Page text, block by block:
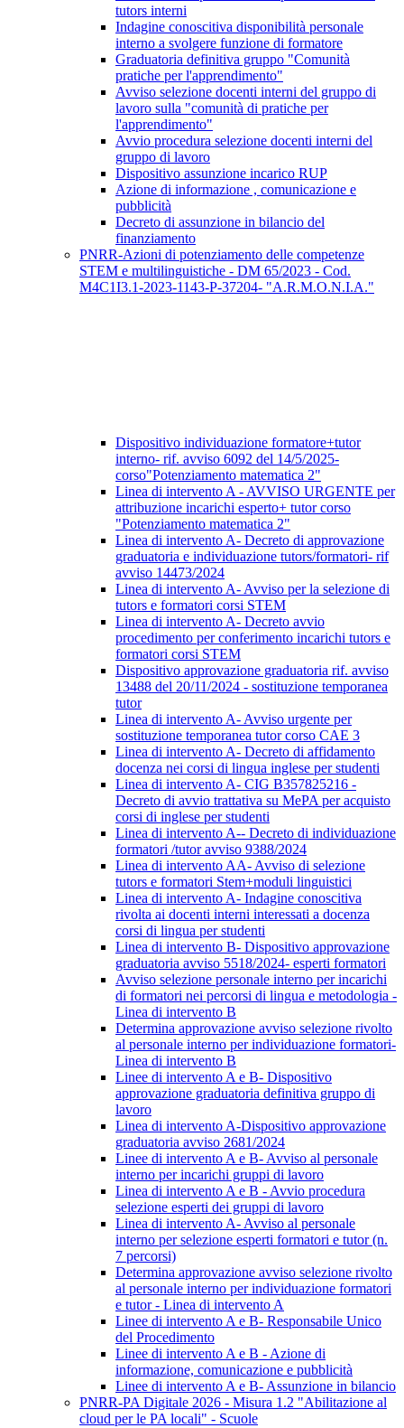
tutors interni
Indagine conoscitiva disponibilità personale
interno a svolgere funzione di formatore
Graduatoria definitiva gruppo "Comunità
pratiche per l'apprendimento"
Avviso selezione docenti interni del gruppo di
lavoro sulla "comunità di pratiche per
l'apprendimento"
Avvio procedura selezione docenti interni del
gruppo di lavoro
Dispositivo assunzione incarico RUP
Azione di informazione , comunicazione e
pubblicità
Decreto di assunzione in bilancio del
finanziamento
PNRR-Azioni di potenziamento delle competenze
STEM e multilinguistiche - DM 65/2023 - Cod.
M4C1I3.1-2023-1143-P-37204- "A.R.M.O.N.I.A."
Dispositivo individuazione formatore+tutor
interno- rif. avviso 6092 del 14/5/2025-
corso"Potenziamento matematica 2"
Linea di intervento A - AVVISO URGENTE per
attribuzione incarichi esperto+ tutor corso
"Potenziamento matematica 2"
Linea di intervento A- Decreto di approvazione
graduatoria e individuazione tutors/formatori- rif
avviso 14473/2024
Linea di intervento A- Avviso per la selezione di
tutors e formatori corsi STEM
Linea di intervento A- Decreto avvio
procedimento per conferimento incarichi tutors e
formatori corsi STEM
Dispositivo approvazione graduatoria rif. avviso
13488 del 20/11/2024 - sostituzione temporanea
tutor
Linea di intervento A- Avviso urgente per
sostituzione temporanea tutor corso CAE 3
Linea di intervento A- Decreto di affidamento
docenza nei corsi di lingua inglese per studenti
Linea di intervento A- CIG B357825216 -
Decreto di avvio trattativa su MePA per acquisto
corsi di inglese per studenti
Linea di intervento A-- Decreto di individuazione
formatori /tutor avviso 9388/2024
Linea di intervento AA- Avviso di selezione
tutors e formatori Stem+moduli linguistici
Linea di intervento A- Indagine conoscitiva
rivolta ai docenti interni interessati a docenza
corsi di lingua per studenti
Linea di intervento B- Dispositivo approvazione
graduatoria avviso 5518/2024- esperti formatori
Avviso selezione personale interno per incarichi
di formatori nei percorsi di lingua e metodologia -
Linea di intervento B
Determina approvazione avviso selezione rivolto
al personale interno per individuazione formatori-
Linea di intervento B
Linee di intervento A e B- Dispositivo
approvazione graduatoria definitiva gruppo di
lavoro
Linea di intervento A-Dispositivo approvazione
graduatoria avviso 2681/2024
Linee di intervento A e B- Avviso al personale
interno per incarichi gruppi di lavoro
Linea di intervento A e B - Avvio procedura
selezione esperti dei gruppi di lavoro
Linea di intervento A- Avviso al personale
interno per selezione esperti formatori e tutor (n.
7 percorsi)
Determina approvazione avviso selezione rivolto
al personale interno per individuazione formatori
e tutor - Linea di intervento A
Linee di intervento A e B- Responsabile Unico
del Procedimento
Linee di intervento A e B - Azione di
informazione, comunicazione e pubblicità
Linee di intervento A e B- Assunzione in bilancio
PNRR-PA Digitale 2026 - Misura 1.2 "Abilitazione al
cloud per le PA locali" - Scuole